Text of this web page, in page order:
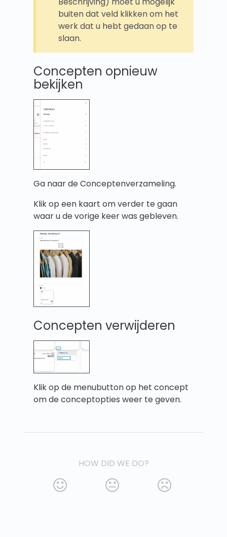
buiten dat veld klikken om het
werk dat u hebt gedaan op te
slaan.
Concepten opnieuw
bekijken
Ga naar de Conceptenverzameling.
Klik op een kaart om verder te gaan
waar u de vorige keer was gebleven.
Concepten verwijderen
Klik op de menubutton op het concept
om de conceptopties weer te geven.
HOW DID WE DO?